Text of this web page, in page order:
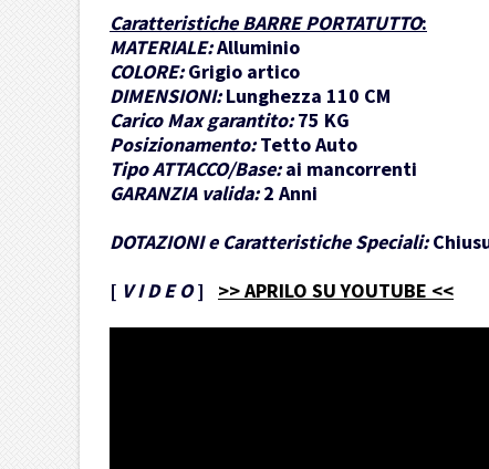
Caratteristiche BARRE PORTATUTTO:
MATERIALE:Alluminio
COLORE: Grigio artico
DIMENSIONI: Lunghezza 110 CM
Carico Max garantito: 75 KG
Posizionamento: Tetto Auto
Tipo ATTACCO/Base: ai mancorrenti
GARANZIA valida: 2 Anni
DOTAZIONI e Caratteristiche Speciali:
[ V I D E O] >> APRILO SU YOUTUBE <<